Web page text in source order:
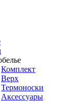
Комплект
Верх
Термоноски
Аксессуары